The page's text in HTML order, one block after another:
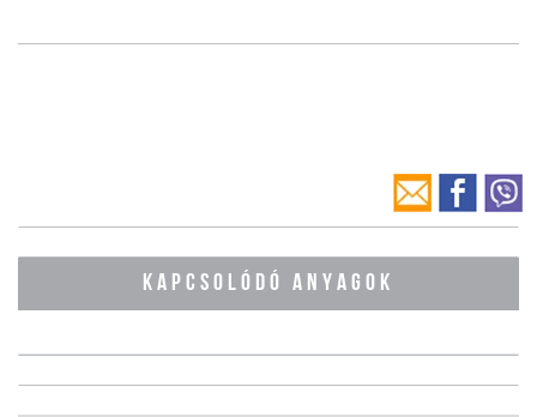
KAPCSOLÓDÓ ANYAGOK